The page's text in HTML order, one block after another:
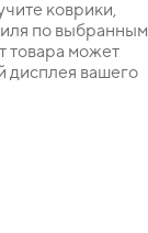
коврики,
по выбранным
товара может
дисплея вашего